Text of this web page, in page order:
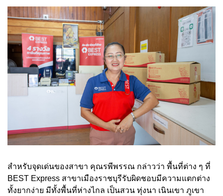
สำหรับจุดเด่นของสาขา คุณรพีพรรณ กล่าวว่า พื้นที่ต่าง ๆ ที่
BEST Express สาขาเมืองราชบุรีรับผิดชอบมีความแตกต่าง
ทั้งยากง่าย มีทั้งพื้นที่ห่างไกล เป็นสวน ทุ่งนา เนินเขา ภูเขา